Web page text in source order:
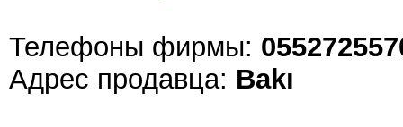
Телефоны фирмы:
Адрес продавца: Bakı